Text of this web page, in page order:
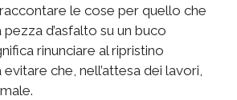
le cose per quello che
d’asfalto su un buco
rinunciare al ripristino
che, nell’attesa dei lavori,